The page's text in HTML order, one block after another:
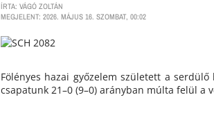
ÍRTA: VÁGÓ ZOLTÁN
MEGJELENT: 2026. MÁJUS 16. SZOMBAT, 00:02
Fölényes hazai győzelem született a
csapatunk 21–0 (9–0) arányban múlta felül a